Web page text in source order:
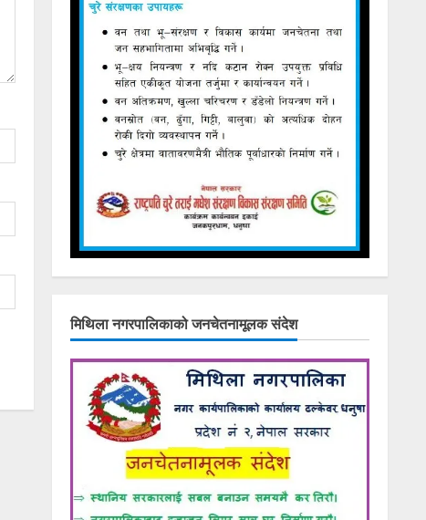
मिथिला नगरपालिकाको जनचेतनामूलक संदेश